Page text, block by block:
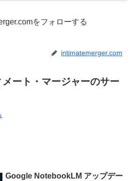
をフォローする
intimatemerger.com
ート・マージャーのサー
Google NotebookLM アップデー